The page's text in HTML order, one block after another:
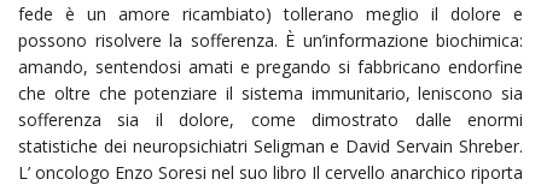
fede è un amore ricambiato) tollerano meglio il dolore e
possono risolvere la sofferenza. È un’informazione biochimica:
amando, sentendosi amati e pregando si fabbricano endorfine
che oltre che potenziare il sistema immunitario, leniscono sia
sofferenza sia il dolore, come dimostrato dalle enormi
statistiche dei neuropsichiatri Seligman e David Servain Shreber.
L’ oncologo Enzo Soresi nel suo libro Il cervello anarchico riporta